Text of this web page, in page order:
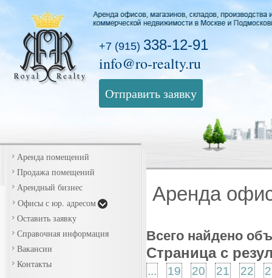
+7 (915) 338-12-91
info@ro-realty.ru
Отправить заявку
Аренда помещений
Продажа помещений
Арендный бизнес
Офисы с юр. адресом
Оставить заявку
Справочная информация
Вакансии
Контакты
Аренда
Всего найдено
Страница с
... 19 20 21 22